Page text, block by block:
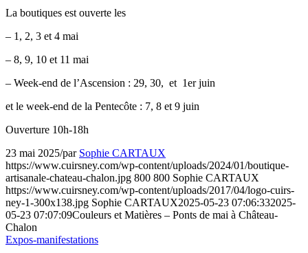
La boutiques est ouverte les
– 1, 2, 3 et 4 mai
– 8, 9, 10 et 11 mai
– Week-end de l’Ascension : 29, 30, et 1er juin
et le week-end de la Pentecôte : 7, 8 et 9 juin
Ouverture 10h-18h
23 mai 2025/par Sophie CARTAUX
https://www.cuirsney.com/wp-content/uploads/2024/01/boutique-
artisanale-chateau-chalon.jpg 800 800 Sophie CARTAUX
https://www.cuirsney.com/wp-content/uploads/2017/04/logo-cuirs-
ney-1-300x138.jpg Sophie CARTAUX2025-05-23 07:06:332025-
05-23 07:07:09Couleurs et Matières – Ponts de mai à Château-
Chalon
Expos-manifestations